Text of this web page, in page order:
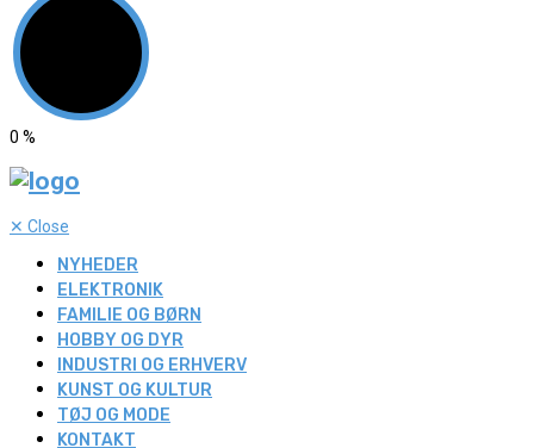
0 %
✕ Close
NYHEDER
ELEKTRONIK
FAMILIE OG BØRN
HOBBY OG DYR
INDUSTRI OG ERHVERV
KUNST OG KULTUR
TØJ OG MODE
KONTAKT